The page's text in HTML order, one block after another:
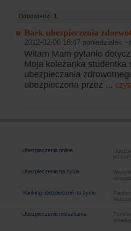
Odpowiedzi: 1
Bark ubezpieczenia
2012-02-06 16:47 poniedziałek
Witam Mam pytanie
Moja koleżanka studentka
ubezpieczania
ubezpieczona przez ...
Ubezpieczenia online
na
Ubezpieczenie na życie
Ranking ubezpieczeń na życie
Ubezpieczenie mieszkania